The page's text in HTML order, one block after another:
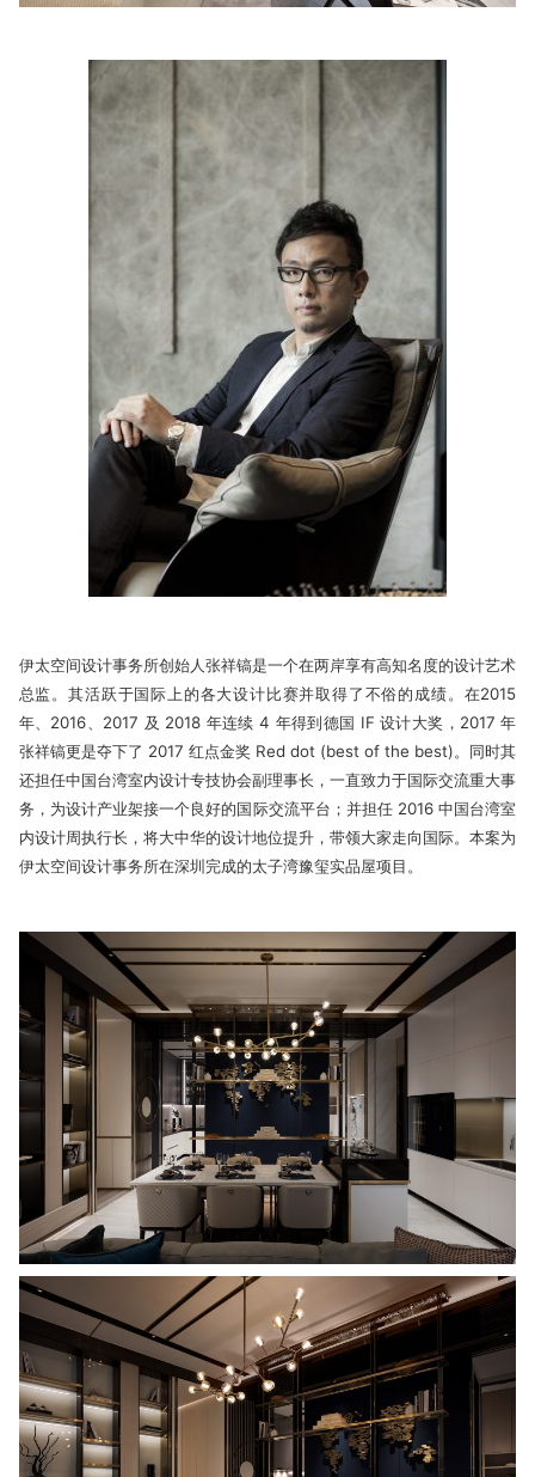
伊太空间设计事务所创始人张祥镐是一个在两岸享有高知名度的设计艺术
总监。其活跃于国际上的各大设计比赛并取得了不俗的成绩。在2015
年、2016、2017 及 2018 年连续 4 年得到德国 IF 设计大奖，2017 年
张祥镐更是夺下了 2017 红点金奖 Red dot (best of the best)。同时其
还担任中国台湾室内设计专技协会副理事长，一直致力于国际交流重大事
务，为设计产业架接一个良好的国际交流平台；并担任 2016 中国台湾室
内设计周执行长，将大中华的设计地位提升，带领大家走向国际。本案为
伊太空间设计事务所在深圳完成的太子湾豫玺实品屋项目。